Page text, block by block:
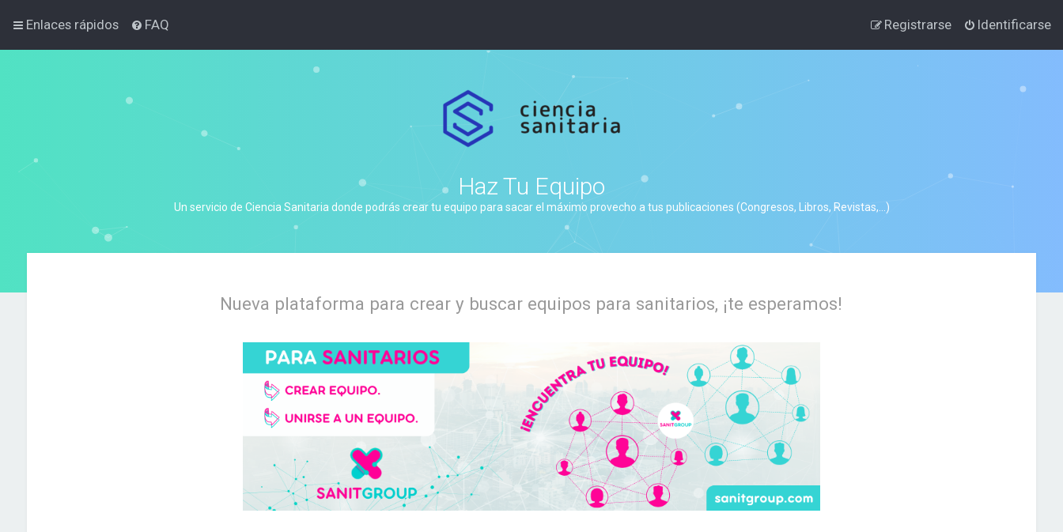
Enlaces rápidos FAQ Identificarse
Registrarse
Haz Tu Equipo
Un servicio de Ciencia Sanitaria donde podrás crear tu equipo para sacar el máximo provecho a tus publicaciones (Congresos, Libros, Revistas,...)
Nueva plataforma para crear y buscar equipos para sanitarios, ¡te esperamos!